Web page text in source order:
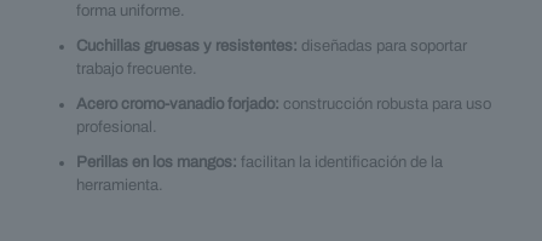
forma uniforme.
Cuchillas gruesas y resistentes: diseñadas para soportar
trabajo frecuente.
Acero cromo-vanadio forjado: construcción robusta para uso
profesional.
Perillas en los mangos: facilitan la identificación de la
herramienta.